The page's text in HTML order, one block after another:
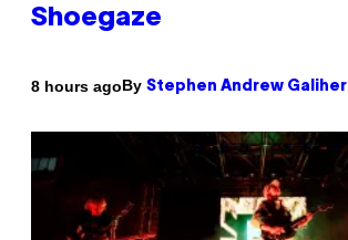
Shoegaze
8 hours agoBy Stephen Andrew Galiher